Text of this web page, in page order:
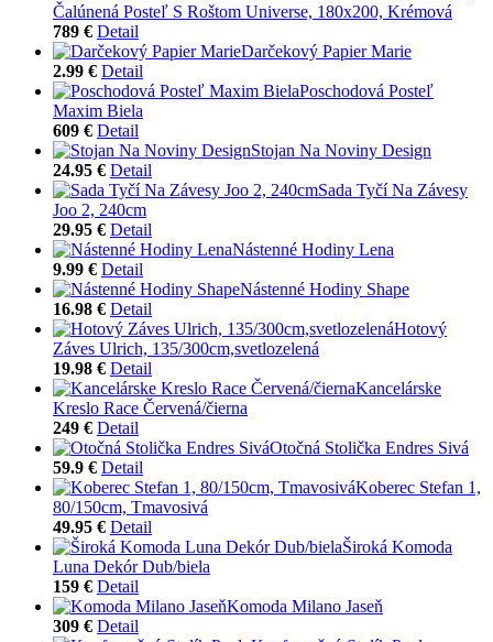
Čalúnená Posteľ S Roštom Universe, 180x200, Krémová
789 € Detail
Darčekový Papier Marie
2.99 € Detail
Poschodová Posteľ
Maxim Biela
609 € Detail
Stojan Na Noviny Design
24.95 € Detail
Sada Tyčí Na Závesy
Joo 2, 240cm
29.95 € Detail
Nástenné Hodiny Lena
9.99 € Detail
Nástenné Hodiny Shape
16.98 € Detail
Hotový
Záves Ulrich, 135/300cm,svetlozelená
19.98 € Detail
Kancelárske
Kreslo Race Červená/čierna
249 € Detail
Otočná Stolička Endres Sivá
59.9 € Detail
Koberec Stefan 1,
80/150cm, Tmavosivá
49.95 € Detail
Široká Komoda
Luna Dekór Dub/biela
159 € Detail
Komoda Milano Jaseň
309 € Detail